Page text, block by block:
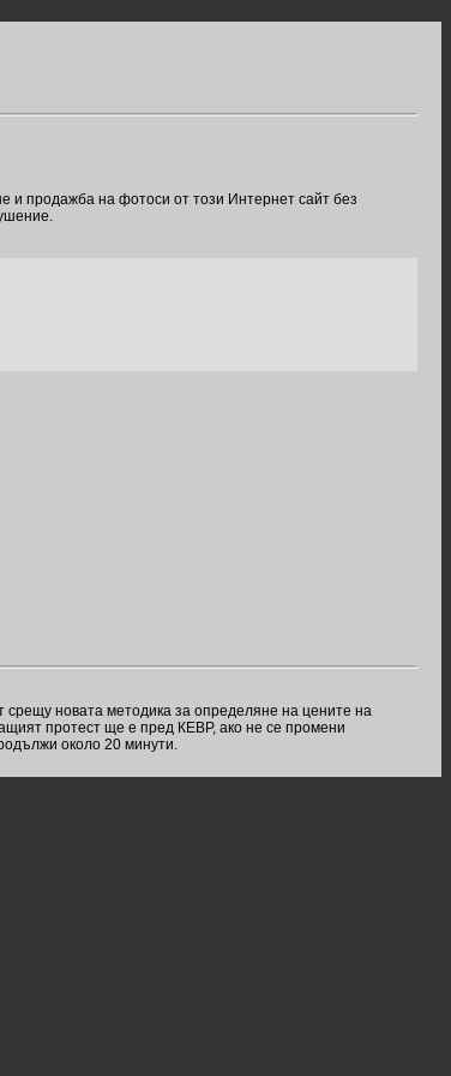
и продажба на фотоси от този Интернет сайт без
новата методика за определяне на цените на
протест ще е пред КЕВР, ако не се промени
около 20 минути.